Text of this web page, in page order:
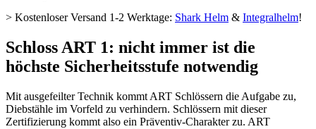
> Kostenloser Versand 1-2 Werktage: Shark Helm & Integralhelm!
Schloss ART 1: nicht immer ist die
höchste Sicherheitsstufe notwendig
Mit ausgefeilter Technik kommt ART Schlössern die Aufgabe zu,
Diebstähle im Vorfeld zu verhindern. Schlössern mit dieser
Zertifizierung kommt also ein Präventiv-Charakter zu. ART